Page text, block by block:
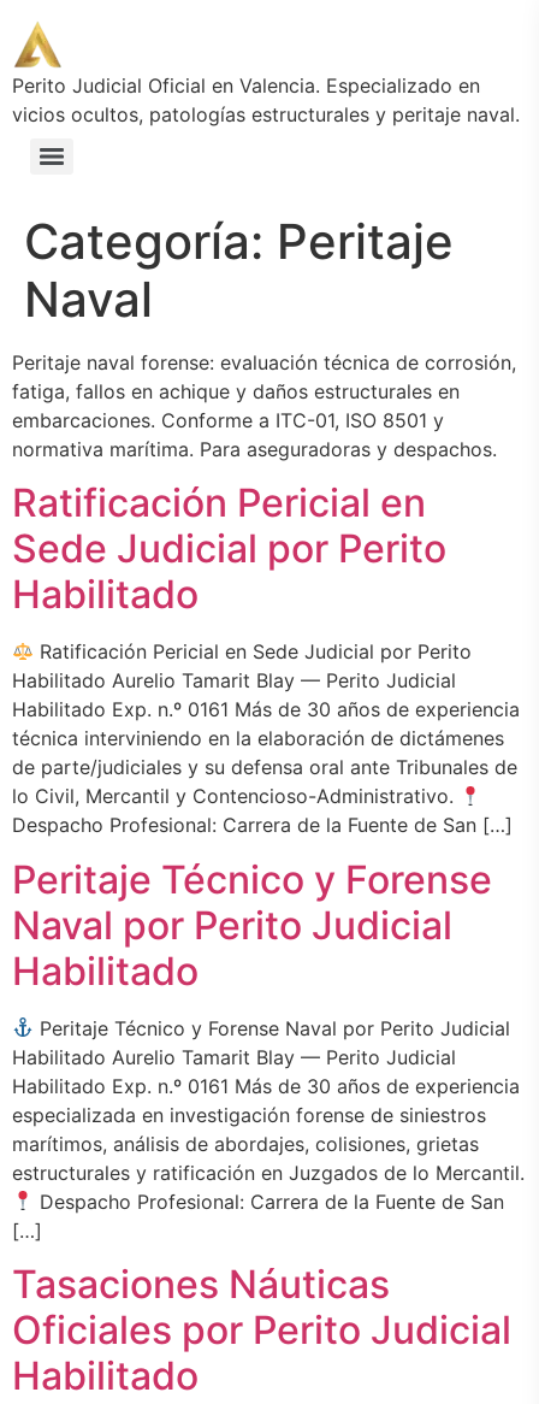
Perito Judicial Oficial en Valencia. Especializado en
vicios ocultos, patologías estructurales y peritaje naval.
Categoría: Peritaje
Naval
Peritaje naval forense: evaluación técnica de corrosión,
fatiga, fallos en achique y daños estructurales en
embarcaciones. Conforme a ITC-01, ISO 8501 y
normativa marítima. Para aseguradoras y despachos.
Ratificación Pericial en
Sede Judicial por Perito
Habilitado
Ratificación Pericial en Sede Judicial por Perito
Habilitado Aurelio Tamarit Blay — Perito Judicial
Habilitado Exp. n.º 0161 Más de 30 años de experiencia
técnica interviniendo en la elaboración de dictámenes
de parte/judiciales y su defensa oral ante Tribunales de
lo Civil, Mercantil y Contencioso-Administrativo.
Despacho Profesional: Carrera de la Fuente de San […]
Peritaje Técnico y Forense
Naval por Perito Judicial
Habilitado
Peritaje Técnico y Forense Naval por Perito Judicial
Habilitado Aurelio Tamarit Blay — Perito Judicial
Habilitado Exp. n.º 0161 Más de 30 años de experiencia
especializada en investigación forense de siniestros
marítimos, análisis de abordajes, colisiones, grietas
estructurales y ratificación en Juzgados de lo Mercantil.
Despacho Profesional: Carrera de la Fuente de San
[…]
Tasaciones Náuticas
Oficiales por Perito Judicial
Habilitado